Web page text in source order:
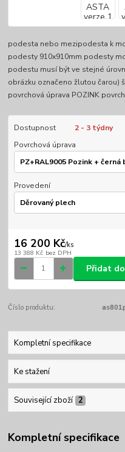
podesta nebo mezipodesta k
podesty 910x910mm podesty
podestu musí být ve stejné
obrázku označeno žlutou čarou)
povrchová úprava POZINK
Dostupnost
2 - 3 týdny
Povrchová úprava
Provedení
16 200 Kč/ks
13 388 Kč bez DPH
Přidat
Číslo produktu:
Kompletní specifikace
Ke stažení
Související zboží 2
Kompletní specifikace